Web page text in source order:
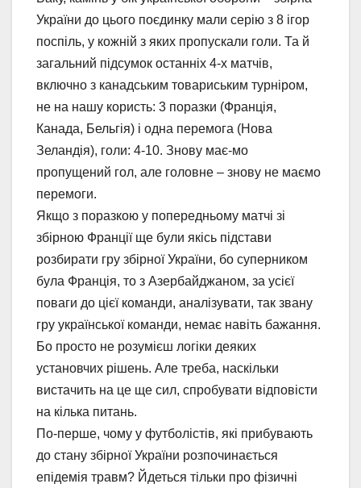
України до цього поєдинку мали серію з 8 ігор
поспіль, у кожній з яких пропускали голи. Та й
загальний підсумок останніх 4-х матчів,
включно з канадським товариським турніром,
не на нашу користь: 3 поразки (Франція,
Канада, Бельгія) і одна перемога (Нова
Зеландія), голи: 4-10. Знову має-мо
пропущений гол, але головне – знову не маємо
перемоги.
Якщо з поразкою у попередньому матчі зі
збірною Франції ще були якісь підстави
розбирати гру збірної України, бо суперником
була Франція, то з Азербайджаном, за усієї
поваги до цієї команди, аналізувати, так звану
гру української команди, немає навіть бажання.
Бо просто не розумієш логіки деяких
установчих рішень. Але треба, наскільки
вистачить на це ще сил, спробувати відповісти
на кілька питань.
По-перше, чому у футболістів, які прибувають
до стану збірної України розпочинається
епідемія травм? Йдеться тільки про фізичні